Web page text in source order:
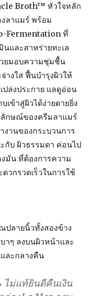
Broth™ หัวใจหลัก
ลาแมร์ พร้อม
Fermentation ที่
และสาหร่ายทะเล
ยมอบความชุ่มชื้น
างใส ฟื้นบำรุงผิวให้
ปล่งประกาย แลดูอ่อน
ข้าสู่ผิวได้ง่ายดายยิ่ง
ลักษณ์ของครีมลาแมร์
งานของกระบวนการ
กับ ผิวธรรมดา ค่อนไป
มัน ที่ต้องการความ
กรวดเร็วในการใช้
ปลายนิ้วทั้งสองข้าง
าๆ ลงบนผิวหน้าและ
ละกลางคืน
ไม่แท้ยินดีคืนเงิน